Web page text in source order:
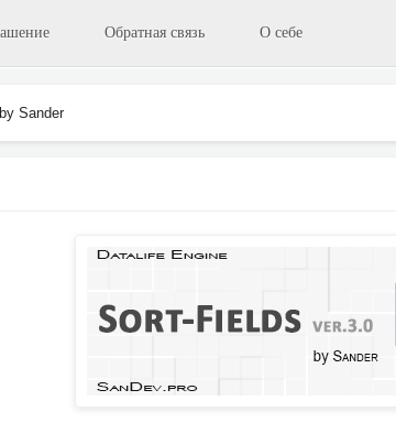
Обратная связь О себе
Sander